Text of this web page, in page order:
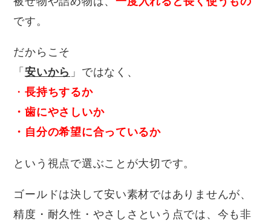
です。
だからこそ
「安いから 」ではなく、
・長持ちするか
・歯にやさしいか
・自分の希望に合っているか
という視点で選ぶことが大切です。
ゴールドは決して安い素材ではありませんが、
精度・耐久性・やさしさ という点では、今も非